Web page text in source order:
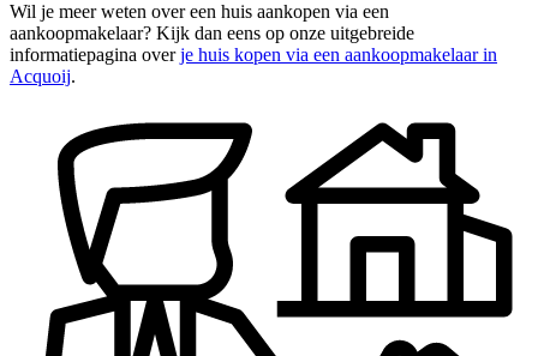
Wil je meer weten over een huis aankopen via een
aankoopmakelaar? Kijk dan eens op onze uitgebreide
informatiepagina overje huis kopen via een aankoopmakelaar in
Acquoij.